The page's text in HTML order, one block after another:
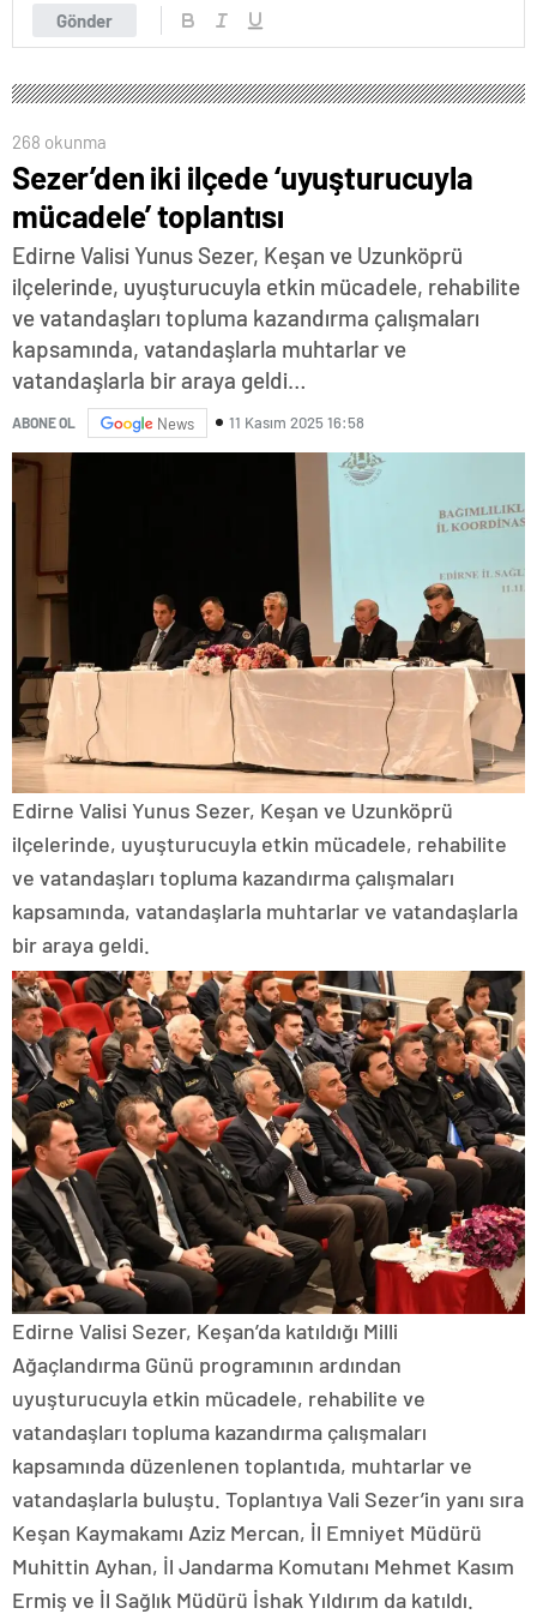
Gönder
268 okunma
Sezer’den iki ilçede ‘uyuşturucuyla
mücadele’ toplantısı
Edirne Valisi Yunus Sezer, Keşan ve Uzunköprü
ilçelerinde, uyuşturucuyla etkin mücadele, rehabilite
ve vatandaşları topluma kazandırma çalışmaları
kapsamında, vatandaşlarla muhtarlar ve
vatandaşlarla bir araya geldi…
ABONE OL News 11 Kasım 2025 16:58
Edirne Valisi Yunus Sezer, Keşan ve Uzunköprü
ilçelerinde, uyuşturucuyla etkin mücadele, rehabilite
ve vatandaşları topluma kazandırma çalışmaları
kapsamında, vatandaşlarla muhtarlar ve vatandaşlarla
bir araya geldi.
Edirne Valisi Sezer, Keşan’da katıldığı Milli
Ağaçlandırma Günü programının ardından
uyuşturucuyla etkin mücadele, rehabilite ve
vatandaşları topluma kazandırma çalışmaları
kapsamında düzenlenen toplantıda, muhtarlar ve
vatandaşlarla buluştu. Toplantıya Vali Sezer’in yanı sıra
Keşan Kaymakamı Aziz Mercan, İl Emniyet Müdürü
Muhittin Ayhan, İl Jandarma Komutanı Mehmet Kasım
Ermiş ve İl Sağlık Müdürü İshak Yıldırım da katıldı.